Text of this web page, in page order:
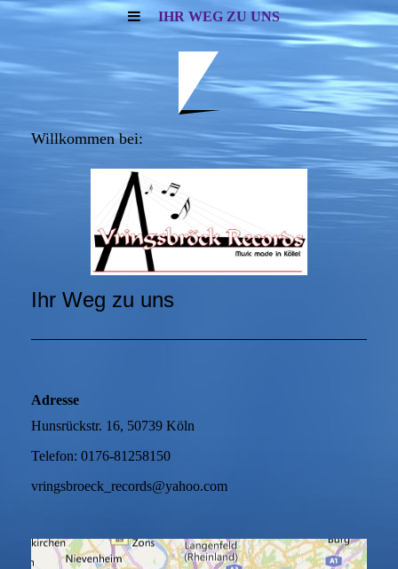
IHR WEG ZU UNS
Willkommen bei:
Ihr Weg zu uns
Adresse
Hunsrückstr. 16, 50739 Köln
Telefon: 0176-81258150
vringsbroeck_records@yahoo.com